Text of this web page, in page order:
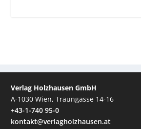
Verlag Holzhausen GmbH
A-1030 Wien, Traungasse 14-16
+43-1-740 95-0
kontakt@verlagholzhausen.at